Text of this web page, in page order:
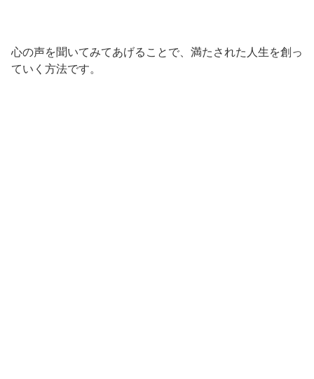
心の声を聞いてみてあげることで、満たされた人生を創っ
ていく方法です。